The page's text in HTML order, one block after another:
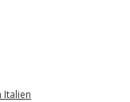
Italien